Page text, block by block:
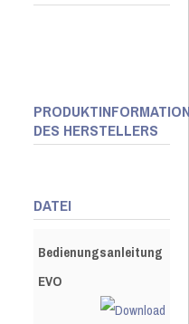
DES HERSTELLERS
DATEI
Bedienungsanleitung
EVO